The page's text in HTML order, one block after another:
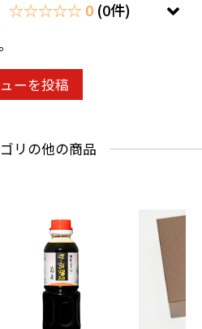
☆☆☆☆☆ 0 (0件)
ーを投稿
リの他の商品